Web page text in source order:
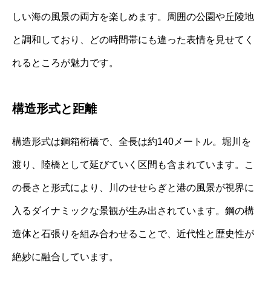
しい海の風景の両方を楽しめます。周囲の公園や丘陵地
と調和しており、どの時間帯にも違った表情を見せてく
れるところが魅力です。
構造形式と距離
構造形式は鋼箱桁橋で、全長は約140メートル。堀川を
渡り、陸橋として延びていく区間も含まれています。こ
の長さと形式により、川のせせらぎと港の風景が視界に
入るダイナミックな景観が生み出されています。鋼の構
造体と石張りを組み合わせることで、近代性と歴史性が
絶妙に融合しています。